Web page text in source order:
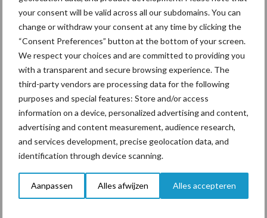
your consent will be valid across all our subdomains. You can
change or withdraw your consent at any time by clicking the
“Consent Preferences” button at the bottom of your screen.
We respect your choices and are committed to providing you
with a transparent and secure browsing experience. The
third-party vendors are processing data for the following
purposes and special features: Store and/or access
information on a device, personalized advertising and content,
advertising and content measurement, audience research,
and services development, precise geolocation data, and
identification through device scanning.
Aanpassen Alles afwijzen Alles accepteren
Themapagina's
Diergezondheid Bemesting Fokkerij
Bedrijfsnieuws
Ligbox &
Voerhekken